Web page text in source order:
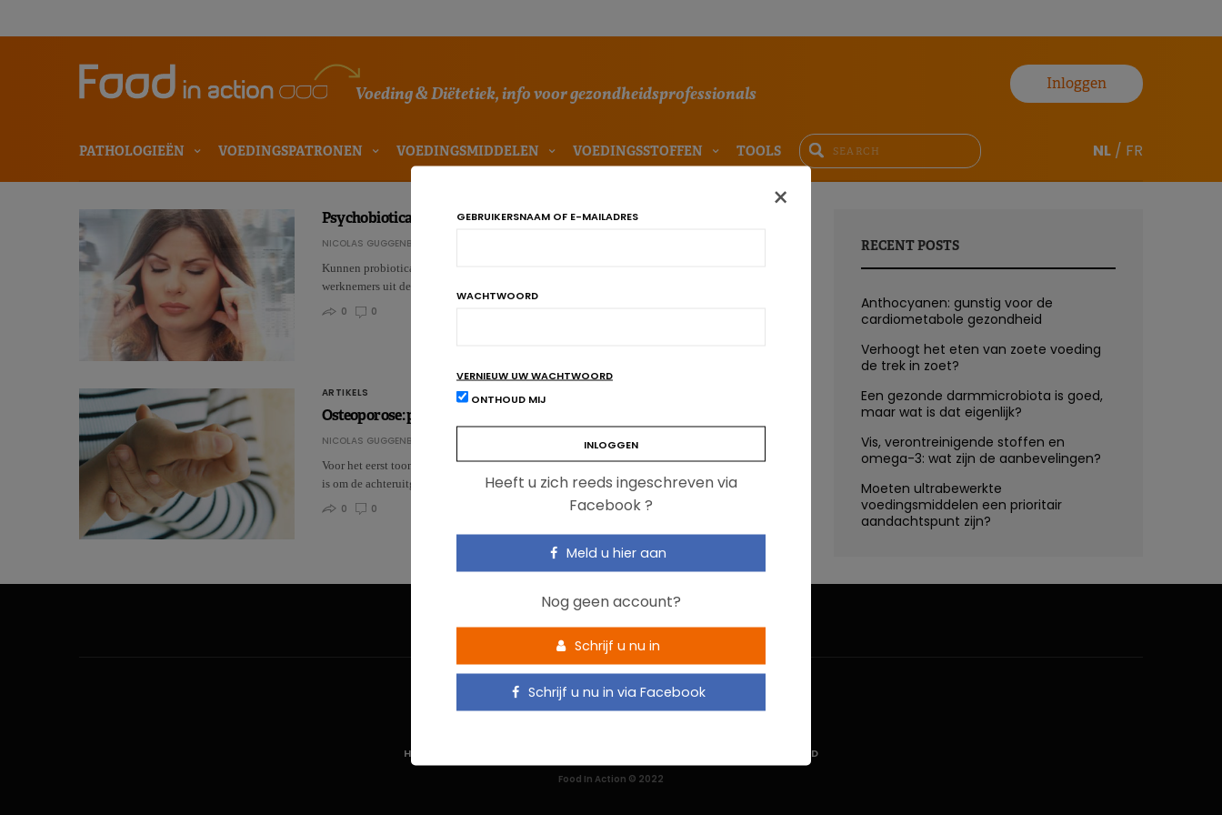
Voeding & Diëtetiek, info voor gezondheidsprofessionals
Inloggen
PATHOLOGIEËN VOEDINGSPATRONEN VOEDINGSMIDDELEN VOEDINGSSTOFFEN TOOLS NL / FR
Psychobiotica om stress tegen te gaan
NICOLAS GUGGENBÜHL
Kunnen probiotica stress, angst en slapeloosheid verminderen? Volgens een proefstudie bij
werknemers uit de IT-sector alvast wel. Welkom in de wereld van de…
0
0
ARTIKELS
Osteoporose: probiotica om de botten te beschermen
NICOLAS GUGGENBÜHL
Voor het eerst toont een studie bij de mens aan dat de consumptie van probiotica doeltreffend
is om de achteruitgang van de botmassa……
0
0
RECENT POSTS
Anthocyanen: gunstig voor de
cardiometabole gezondheid
Verhoogt het eten van zoete voeding
de trek in zoet?
Een gezonde darmmicrobiota is goed,
maar wat is dat eigenlijk?
Vis, verontreinigende stoffen en
omega-3: wat zijn de aanbevelingen?
Moeten ultrabewerkte
voedingsmiddelen een prioritair
aandachtspunt zijn?
×
GEBRUIKERSNAAM OF E-MAILADRES
WACHTWOORD
VERNIEUW UW WACHTWOORD
ONTHOUD MIJ
Heeft u zich reeds ingeschreven via
Facebook ?
Meld u hier aan
Nog geen account?
Schrijf u nu in
Schrijf u nu in via Facebook
HOME PRIVACYBELEID
Food In Action © 2022